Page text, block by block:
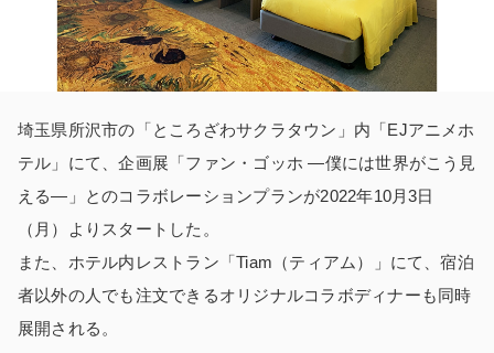
埼玉県所沢市の「ところざわサクラタウン」内「EJアニメホ
テル」にて、企画展「ファン・ゴッホ ―僕には世界がこう見
える―」とのコラボレーションプランが2022年10月3日
（月）よりスタートした。
また、ホテル内レストラン「Tiam（ティアム）」にて、宿泊
者以外の人でも注文できるオリジナルコラボディナーも同時
展開される。